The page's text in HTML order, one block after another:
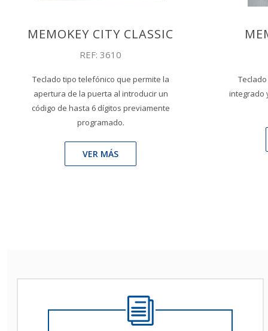
MEMOKEY CITY CLASSIC
REF: 3610
Teclado tipo telefónico que permite la
apertura de la puerta al introducir un
código de hasta 6 dígitos previamente
programado.
VER MÁS
integrado